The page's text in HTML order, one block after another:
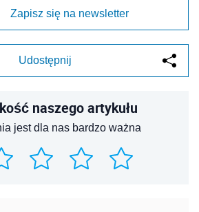
Zapisz się na newsletter
Udostępnij
naszego artykułu
jest dla nas bardzo ważna